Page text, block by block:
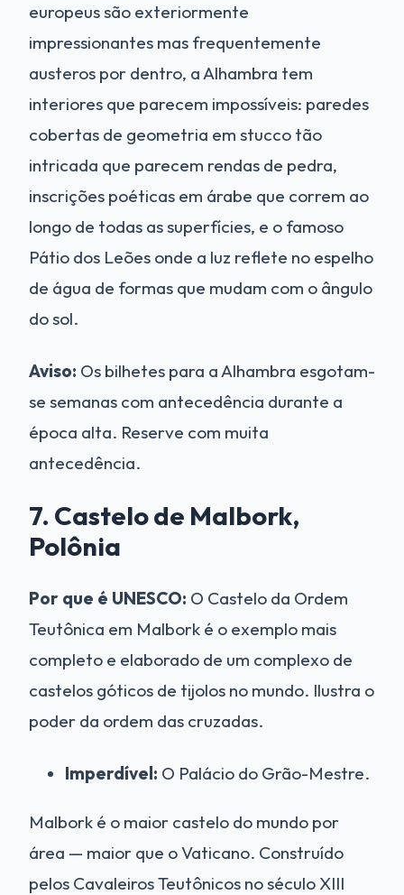
europeus são exteriormente
impressionantes mas frequentemente
austeros por dentro, a Alhambra tem
interiores que parecem impossíveis: paredes
cobertas de geometria em stucco tão
intricada que parecem rendas de pedra,
inscrições poéticas em árabe que correm ao
longo de todas as superfícies, e o famoso
Pátio dos Leões onde a luz reflete no espelho
de água de formas que mudam com o ângulo
do sol.
Aviso: Os bilhetes para a Alhambra esgotam-
se semanas com antecedência durante a
época alta. Reserve com muita
antecedência.
7. Castelo de Malbork,
Polônia
Por que é UNESCO: O Castelo da Ordem
Teutônica em Malbork é o exemplo mais
completo e elaborado de um complexo de
castelos góticos de tijolos no mundo. Ilustra o
poder da ordem das cruzadas.
Imperdível: O Palácio do Grão-Mestre.
Malbork é o maior castelo do mundo por
área — maior que o Vaticano. Construído
pelos Cavaleiros Teutônicos no século XIII